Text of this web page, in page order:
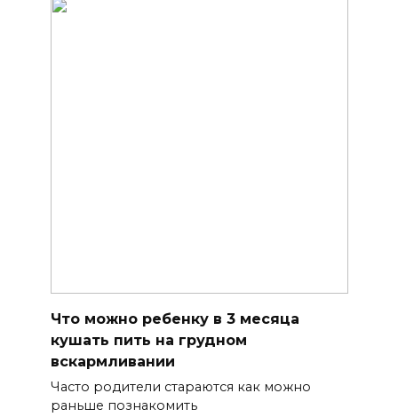
Что можно ребенку в 3 месяца
кушать пить на грудном
вскармливании
Часто родители стараются как можно
раньше познакомить